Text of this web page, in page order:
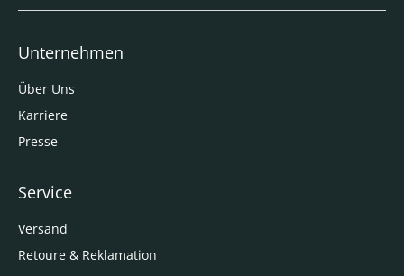
Unternehmen
Über Uns
Karriere
Presse
Service
Versand
Retoure & Reklamation